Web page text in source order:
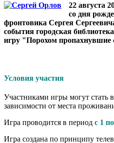
22 августа
со дня
фронтовика Сергея
события городская
игру "Порохом пропахнувшие
Условия участия
Участниками игры могут стать
зависимости от места
Игра проводится в период с 1
Игра создана по принципу